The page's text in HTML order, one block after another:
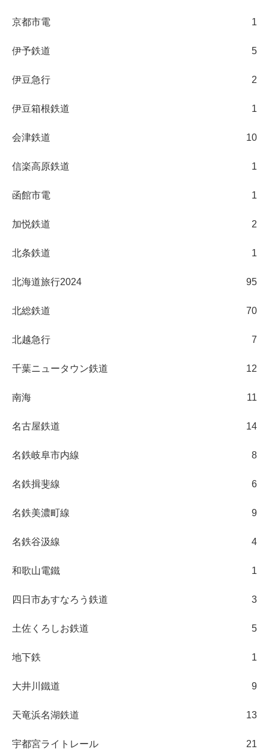
京都市電 1
伊予鉄道 5
伊豆急行 2
伊豆箱根鉄道 1
会津鉄道 10
信楽高原鉄道 1
函館市電 1
加悦鉄道 2
北条鉄道 1
北海道旅行2024 95
北総鉄道 70
北越急行 7
千葉ニュータウン鉄道 12
南海 11
名古屋鉄道 14
名鉄岐阜市内線 8
名鉄揖斐線 6
名鉄美濃町線 9
名鉄谷汲線 4
和歌山電鐵 1
四日市あすなろう鉄道 3
土佐くろしお鉄道 5
地下鉄 1
大井川鐵道 9
天竜浜名湖鉄道 13
宇都宮ライトレール 21